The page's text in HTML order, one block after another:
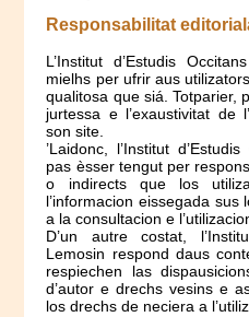
Responsabilitat
L’Institut d’Estudis
mielhs per ufrir aus
qualitosa que siá. Totparier,
jurtessa e l’exaustivitat de
son site.
’Laidonc, l’Institut
pas èsser tengut per
o indirects que los
l’informacion eissegada
a la consultacion e
D’un autre costat,
Lemosin respond daus
respiechen las
d’autor e drechs vesins e
los drechs de neciera a